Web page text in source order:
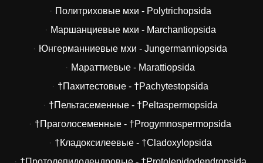
Политриховые мхи - Polytrichopsida
Маршанциевые мхи - Marchantiopsida
Юнгерманниевые мхи - Jungermanniopsida
Мараттиевые - Marattiopsida
†Пахитестовые - †Pachytestopsida
†Пельтасеменные - †Peltaspermopsida
†Праголосеменные - †Progymnospermopsida
†Кладоксилеевые - †Cladoxylopsida